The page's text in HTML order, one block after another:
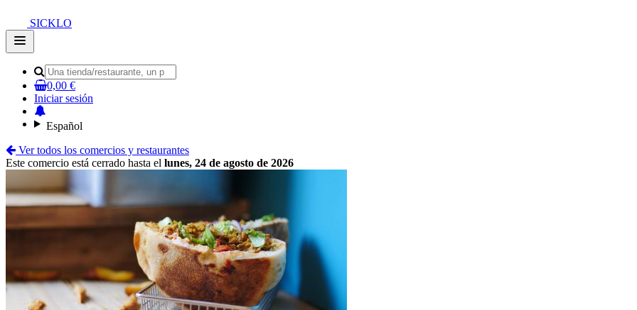
SICKLO
Open
main
0,00 €
Iniciar sesión
Español
Ver todos los comercios y restaurantes
Este comercio está cerrado hasta el lunes, 24 de agosto de 2026